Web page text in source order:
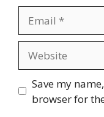
Save my
browser for